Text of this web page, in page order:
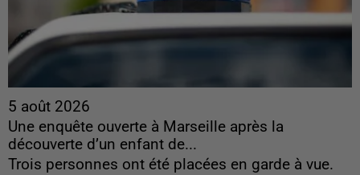
5 août 2026
Une enquête ouverte à Marseille après la
découverte d’un enfant de...
Trois personnes ont été placées en garde à vue.